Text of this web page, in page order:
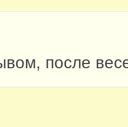
после